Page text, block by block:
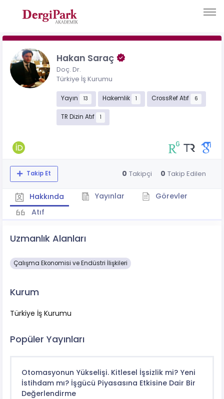
Hakan Saraç
Doç. Dr.
Türkiye İş Kurumu
Yayın 13 Hakemlik 1 CrossRef Atıf 6
TR Dizin Atıf 1
Takip Et 0 Takipçi 0 Takip Edilen
Hakkında Yayınlar
Görevler
Atıf
Uzmanlık Alanları
Çalışma Ekonomisi ve Endüstri İlişkileri
Kurum
Türkiye İş Kurumu
Popüler Yayınları
Otomasyonun Yükselişi. Kitlesel İşsizlik mi? Yeni
İstihdam mı? İşgücü Piyasasına Etkisine Dair Bir
Değerlendirme